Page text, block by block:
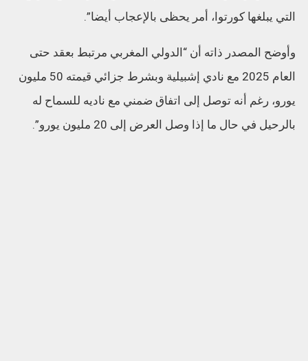
التي يبلغها كورتوا، أمر يحظى بالإعجاب أيضا”.
وأوضح المصدر ذاته أن “الدولي المغربي مرتبط بعقد حتى
العام 2025 مع نادي إشبيلية وبشرط جزائي قيمته 50 مليون
يورو، رغم أنه توصل إلى اتفاق ضمني مع ناديه للسماح له
بالرحيل في حال ما إذا وصل العرض إلى 20 مليون يورو”.